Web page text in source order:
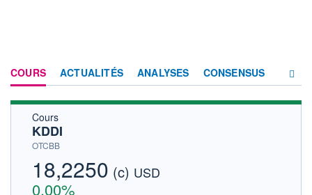
COURS ACTUALITÉS ANALYSES CONSENSUS
ACTIONNAIRES
Cours
KDDI
OTCBB
18,2250 (c) USD
0,00%